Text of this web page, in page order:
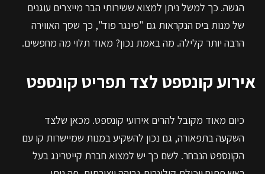
הגשה. כך למשל ניתן למצוא ששירותי הבר מייצרים עוגנים
של מנות ביס הנקראות גם "פינגר פוד", כך שסך האווירה
הרבה יותר קלילה. מה באמת נכון? מאוד תלוי מה מחפשים.
אירוע קונספט לצד תפריט קונספט
כיום מאוד מקובל להרים אירועי קונספט. מכאן שלצד
השקעה בתפאורה, גם נכון להשקיע במנות שמיישרות קו עם
הקונספט הנבחר. לשם כך יש למצוא חברת קייטרינג בעל